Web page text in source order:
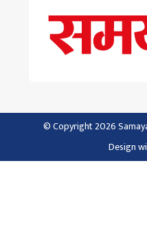
© Copyright 2026
Design